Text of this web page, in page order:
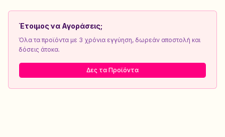
Έτοιμος να Αγοράσεις;
Όλα τα προϊόντα με 3 χρόνια εγγύηση, δωρεάν αποστολή και
δόσεις άτοκα.
Δες τα Προϊόντα